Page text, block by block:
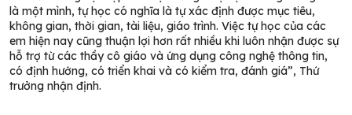
là một mình, tự học có nghĩa là tự xác định được mục tiêu,
không gian, thời gian, tài liệu, giáo trình. Việc tự học của các
em hiện nay cũng thuận lợi hơn rất nhiều khi luôn nhận được sự
hỗ trợ từ các thầy cô giáo và ứng dụng công nghệ thông tin,
có định hướng, có triển khai và có kiểm tra, đánh giá”, Thứ
trưởng nhận định.